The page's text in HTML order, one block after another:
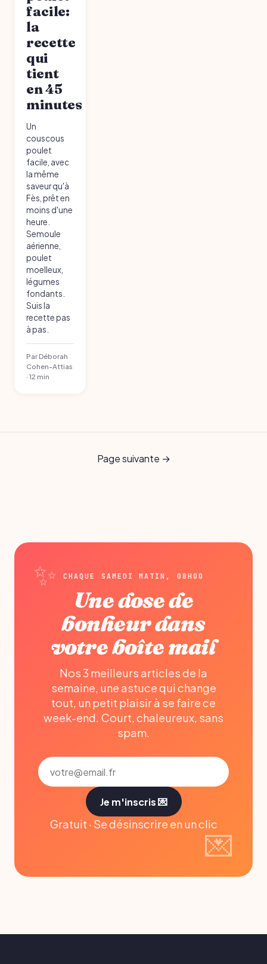
facile:
la
recette
qui
tient
en 45
minutes
Un
couscous
poulet
facile, avec
la même
saveur qu'à
Fès, prêt en
moins d'une
heure.
Semoule
aérienne,
poulet
moelleux,
légumes
fondants.
Suis la
recette pas
à pas.
Par Déborah
Cohen-Attias
· 12 min
Page suivante →
CHAQUE SAMEDI MATIN, 08H00
Une dose de
bonheur dans
votre boîte mail
Nos 3 meilleurs articles de la
semaine, une astuce qui change
tout, un petit plaisir à se faire ce
week-end. Court, chaleureux, sans
spam.
Je m'inscris 💌
Gratuit · Se désinscrire en un clic